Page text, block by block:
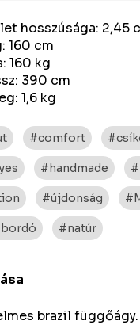
hosszúsága: 2,45
160 cm
160 kg
390 cm
1,6 kg
#comfort
#handmade
#újdonság
#natúr
brazil függőágy.